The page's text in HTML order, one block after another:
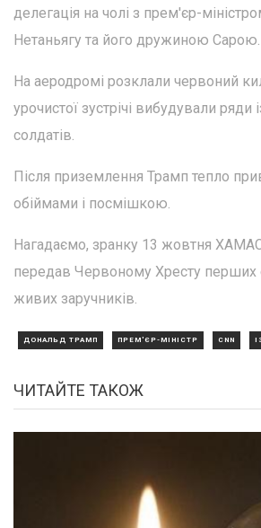
делегація на чолі з прем'єр-
Нетаньягу та його дружиною Сарою.
На аеродромі розклали червоний
урочистої зустрічі вибудували ряди
солдатів.
Після приземлення Трамп тепло
обіймами і посмішкою.
Нагадаємо, зранку 13 жовтня ХАМАС
передав Червоному Хресту перших
живих заручників.
ДОНАЛЬД ТРАМП ПРЕМ'ЄР-МІНІСТР CNN
ЧИТАЙТЕ ТАКОЖ